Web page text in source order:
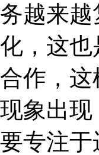
越来
，这
作，
象出
专注